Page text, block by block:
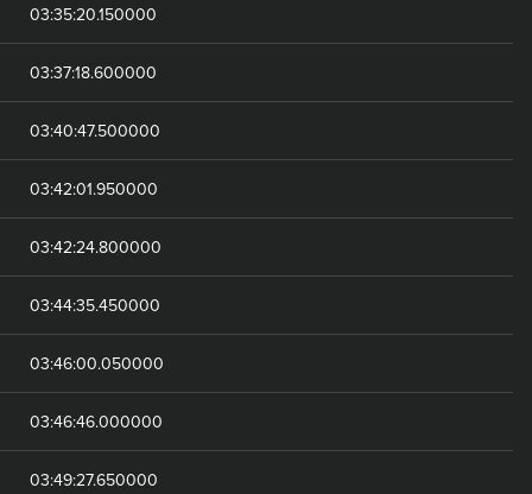
03:35:20.150000
03:37:18.600000
03:40:47.500000
03:42:01.950000
03:42:24.800000
03:44:35.450000
03:46:00.050000
03:46:46.000000
03:49:27.650000